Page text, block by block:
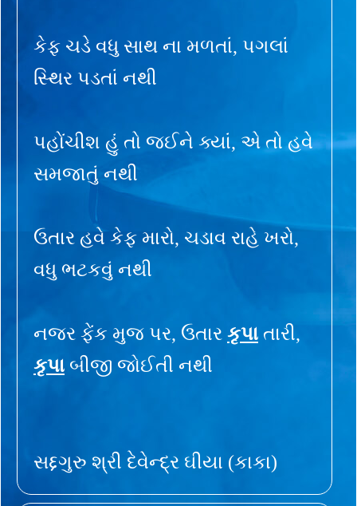
કેફ ચડે વધુ સાથ ના મળતાં, પગલાં
સ્થિર પડતાં નથી
પહોંચીશ હું તો જઈને ક્યાં, એ તો હવે
સમજાતું નથી
ઉતાર હવે કેફ મારો, ચડાવ રાહે ખરો,
વધુ ભટકવું નથી
નજર ફેંક મુજ પર, ઉતાર કૃપા તારી,
કૃપા બીજી જોઈતી નથી
સદ્દગુરુ શ્રી દેવેન્દ્ર ઘીયા (કાકા)